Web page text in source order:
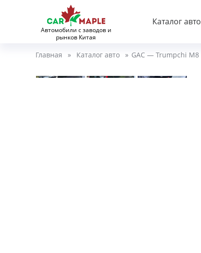
Автомобили с заводов и
рынков Китая
Каталог авто
Главная » Каталог авто » GAC — Trumpchi M8